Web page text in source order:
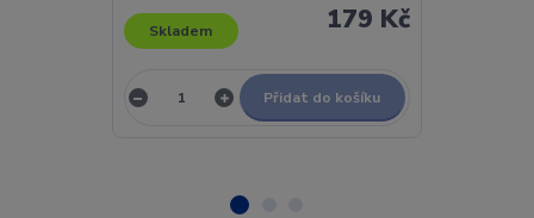
179 Kč
Skladem
Přidat do košíku